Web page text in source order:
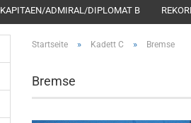
KAPITAEN/ADMIRAL/DIPLOMAT B
Startseite » Kadett C » Bremse
Bremse